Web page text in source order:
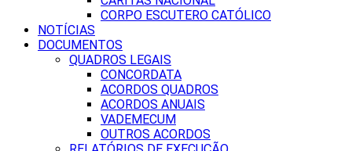
CORPO ESCUTERO CATÓLICO
NOTÍCIAS
DOCUMENTOS
QUADROS LEGAIS
CONCORDATA
ACORDOS QUADROS
ACORDOS ANUAIS
VADEMECUM
OUTROS ACORDOS